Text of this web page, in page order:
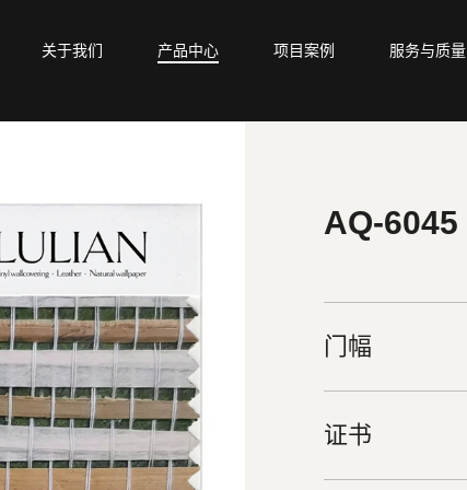
关于我们 产品中心 项目案例 服务与质量
AQ-6045
门幅
证书